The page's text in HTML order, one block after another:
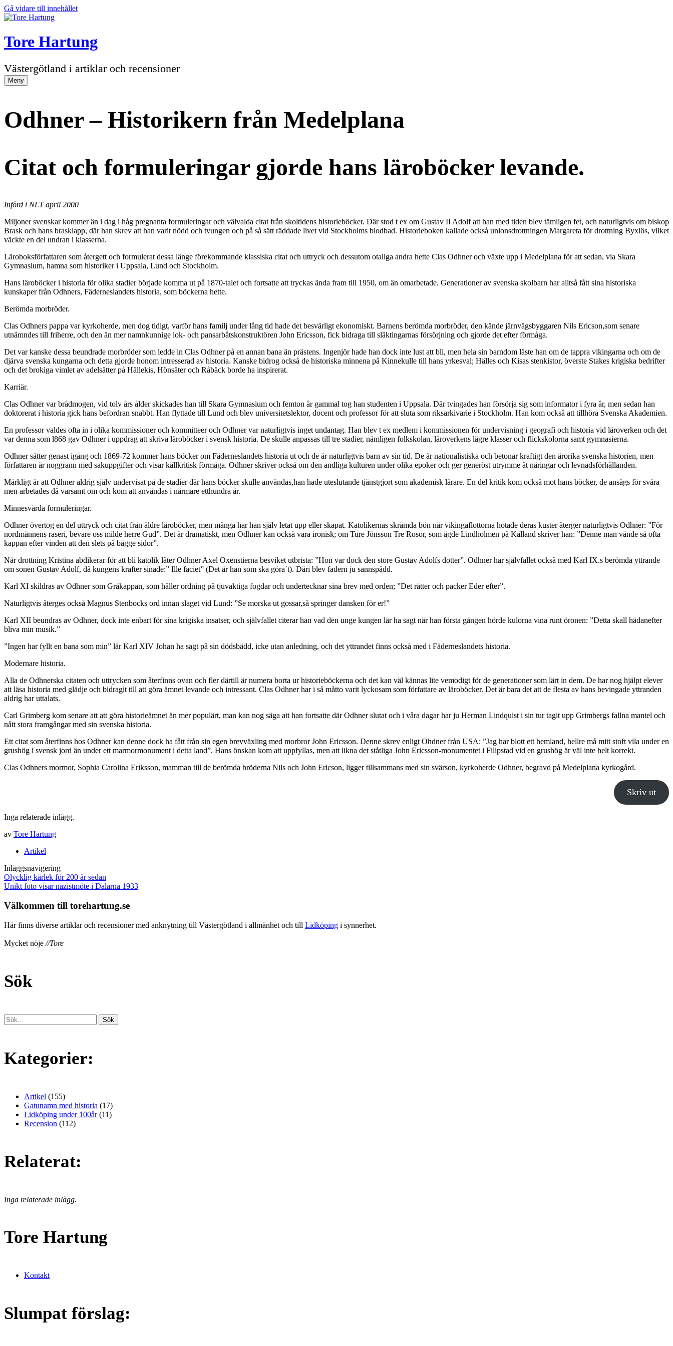
Gå vidare till innehållet
Tore Hartung
Västergötland i artiklar och recensioner
Meny
Odhner – Historikern från Medelplana
Citat och formuleringar gjorde hans läroböcker levande.
Införd i NLT april 2000
Miljoner svenskar kommer än i dag i håg pregnanta formuleringar och välvalda citat från skoltidens historieböcker. Där stod t ex om Gustav II Adolf att han med tiden blev tämligen fet, och naturligtvis om biskop
Brask och hans brasklapp, där han skrev att han varit nödd och tvungen och på så sätt räddade livet vid Stockholms blodbad. Historieboken kallade också unionsdrottningen Margareta för drottning Byxlös, vilket
väckte en del undran i klasserna.
Läroboksförfattaren som återgett och formulerat dessa länge förekommande klassiska citat och uttryck och dessutom otaliga andra hette Clas Odhner och växte upp i Medelplana för att sedan, via Skara
Gymnasium, hamna som historiker i Uppsala, Lund och Stockholm.
Hans läroböcker i historia för olika stadier började komma ut på 1870-talet och fortsatte att tryckas ända fram till 1950, om än omarbetade. Generationer av svenska skolbarn har alltså fått sina historiska
kunskaper från Odhners, Fäderneslandets historia, som böckerna hette.
Berömda morbröder.
Clas Odhners pappa var kyrkoherde, men dog tidigt, varför hans familj under lång tid hade det besvärligt ekonomiskt. Barnens berömda morbröder, den kände järnvägsbyggaren Nils Ericson,som senare
utnämndes till friherre, och den än mer namnkunnige lok- och pansarbåtskonstruktören John Ericsson, fick bidraga till släktingarnas försörjning och gjorde det efter förmåga.
Det var kanske dessa beundrade morbröder som ledde in Clas Odhner på en annan bana än prästens. Ingenjör hade han dock inte lust att bli, men hela sin barndom läste han om de tappra vikingarna och om de
djärva svenska kungarna och detta gjorde honom intresserad av historia. Kanske bidrog också de historiska minnena på Kinnekulle till hans yrkesval; Hälles och Kisas stenkistor, överste Stakes krigiska bedrifter
och det brokiga vimlet av adelsätter på Hällekis, Hönsäter och Råbäck borde ha inspirerat.
Karriär.
Clas Odhner var brådmogen, vid tolv års ålder skickades han till Skara Gymnasium och femton år gammal tog han studenten i Uppsala. Där tvingades han försörja sig som informator i fyra år, men sedan han
doktorerat i historia gick hans befordran snabbt. Han flyttade till Lund och blev universitetslektor, docent och professor för att sluta som riksarkivarie i Stockholm. Han kom också att tillhöra Svenska Akademien.
En professor valdes ofta in i olika kommissioner och kommitteer och Odhner var naturligtvis inget undantag. Han blev t ex medlem i kommissionen för undervisning i geografi och historia vid läroverken och det
var denna som l868 gav Odhner i uppdrag att skriva läroböcker i svensk historia. De skulle anpassas till tre stadier, nämligen folkskolan, läroverkens lägre klasser och flickskolorna samt gymnasierna.
Odhner sätter genast igång och 1869-72 kommer hans böcker om Fäderneslandets historia ut och de är naturligtvis barn av sin tid. De är nationalistiska och betonar kraftigt den ärorika svenska historien, men
författaren är noggrann med sakuppgifter och visar källkritisk förmåga. Odhner skriver också om den andliga kulturen under olika epoker och ger generöst utrymme åt näringar och levnadsförhållanden.
Märkligt är att Odhner aldrig själv undervisat på de stadier där hans böcker skulle användas,han hade uteslutande tjänstgjort som akademisk lärare. En del kritik kom också mot hans böcker, de ansågs för svåra
men arbetades då varsamt om och kom att användas i närmare etthundra år.
Minnesvärda formuleringar.
Odhner övertog en del uttryck och citat från äldre läroböcker, men många har han själv letat upp eller skapat. Katolikernas skrämda bön när vikingaflottorna hotade deras kuster återger naturligtvis Odhner: ”För
nordmännens raseri, bevare oss milde herre Gud”. Det är dramatiskt, men Odhner kan också vara ironisk; om Ture Jönsson Tre Rosor, som ägde Lindholmen på Kålland skriver han: ”Denne man vände så ofta
kappan efter vinden att den slets på bägge sidor”.
När drottning Kristina abdikerar för att bli katolik låter Odhner Axel Oxenstierna besviket utbrista: ”Hon var dock den store Gustav Adolfs dotter”. Odhner har självfallet också med Karl IX.s berömda yttrande
om sonen Gustav Adolf, då kungens krafter sinade:” Ille faciet” (Det är han som ska göra´t). Däri blev fadern ju sannspådd.
Karl XI skildras av Odhner som Gråkappan, som håller ordning på tjuvaktiga fogdar och undertecknar sina brev med orden; ”Det rätter och packer Eder efter”.
Naturligtvis återges också Magnus Stenbocks ord innan slaget vid Lund: ”Se morska ut gossar,så springer dansken för er!”
Karl XII beundras av Odhner, dock inte enbart för sina krigiska insatser, och självfallet citerar han vad den unge kungen lär ha sagt när han första gången hörde kulorna vina runt öronen: ”Detta skall hädanefter
bliva min musik.”
”Ingen har fyllt en bana som min” lär Karl XIV Johan ha sagt på sin dödsbädd, icke utan anledning, och det yttrandet finns också med i Fäderneslandets historia.
Modernare historia.
Alla de Odhnerska citaten och uttrycken som återfinns ovan och fler därtill är numera borta ur historieböckerna och det kan väl kännas lite vemodigt för de generationer som lärt in dem. De har nog hjälpt elever
att läsa historia med glädje och bidragit till att göra ämnet levande och intressant. Clas Odhner har i så måtto varit lyckosam som författare av läroböcker. Det är bara det att de flesta av hans bevingade yttranden
aldrig har uttalats.
Carl Grimberg kom senare att att göra historieämnet än mer populärt, man kan nog säga att han fortsatte där Odhner slutat och i våra dagar har ju Herman Lindquist i sin tur tagit upp Grimbergs fallna mantel och
nått stora framgångar med sin svenska historia.
Ett citat som återfinns hos Odhner kan denne dock ha fått från sin egen brevväxling med morbror John Ericsson. Denne skrev enligt Ohdner från USA: ”Jag har blott ett hemland, hellre må mitt stoft vila under en
grushög i svensk jord än under ett marmormonument i detta land”. Hans önskan kom att uppfyllas, men att likna det ståtliga John Ericsson-monumentet i Filipstad vid en grushög är väl inte helt korrekt.
Clas Odhners mormor, Sophia Carolina Eriksson, mamman till de berömda bröderna Nils och John Ericson, ligger tillsammans med sin svärson, kyrkoherde Odhner, begravd på Medelplana kyrkogård.
Skriv ut
Inga relaterade inlägg.
av Tore Hartung
Artikel
Inläggsnavigering
Olycklig kärlek för 200 år sedan
Unikt foto visar nazistmöte i Dalarna 1933
Välkommen till torehartung.se
Här finns diverse artiklar och recensioner med anknytning till Västergötland i allmänhet och till Lidköping i synnerhet.
Mycket nöje //Tore
Sök
Kategorier:
Artikel (155)
Gatunamn med historia (17)
Lidköping under 100år(11)
Recension (112)
Relaterat:
Inga relaterade inlägg.
Tore Hartung
Kontakt
Slumpat förslag: